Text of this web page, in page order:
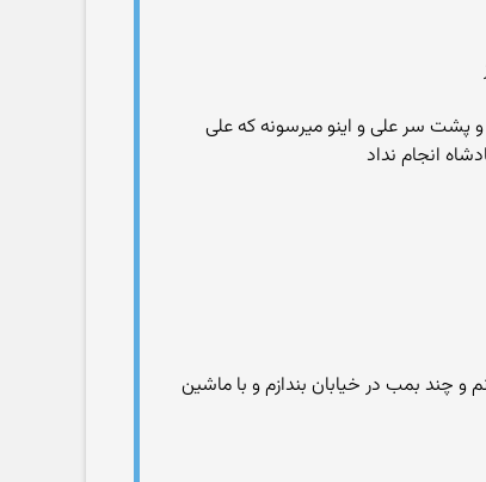
پشت سر علی و اینو میرسونه که علی
انجام نداد
چند بمب در خیابان بندازم و با ماشین